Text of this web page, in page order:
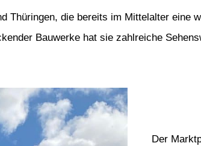
Thüringen, die bereits im Mittelalter eine
Bauwerke hat sie zahlreiche
Der